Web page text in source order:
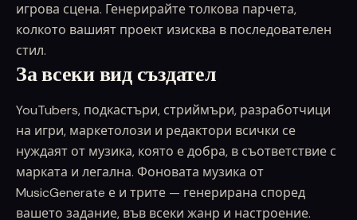
игрова сцена. Генерирайте толкова парчета,
колкото вашият проект изисква в последователен
стил.
За всеки вид създател
YouTubers, подкастъри, стриймъри, разработчици
на игри, маркетолози и редактори всички се
нуждаят от музика, която е добра, в съответствие с
марката и легална. Фоновата музика от
MusicGenerate е и трите — генерирана според
вашето задание, във всеки жанр и настроение.